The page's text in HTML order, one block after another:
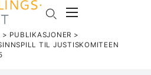
> PUBLIKASJONER >
TIL JUS­TIS­KO­MITEEN